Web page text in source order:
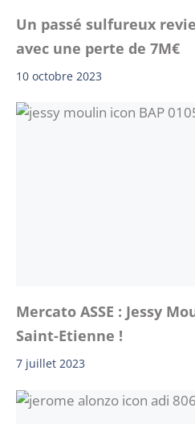
Un passé sulfureux
avec une perte de 7M€
10 octobre 2023
Mercato ASSE : Jessy
Saint-Etienne !
7 juillet 2023